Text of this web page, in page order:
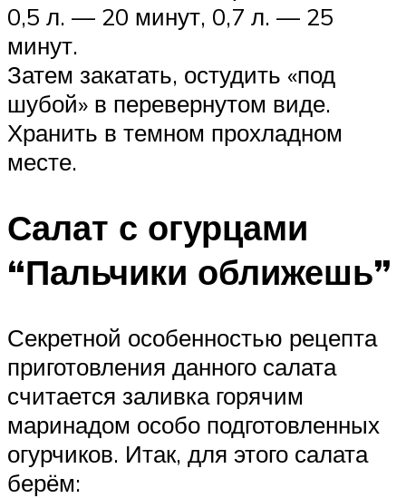
0,5 л. — 20 минут, 0,7 л. — 25
минут.
Затем закатать, остудить «под
шубой» в перевернутом виде.
Хранить в темном прохладном
месте.
Салат с огурцами
“Пальчики оближешь”
Секретной особенностью рецепта
приготовления данного салата
считается заливка горячим
маринадом особо подготовленных
огурчиков. Итак, для этого салата
берём: